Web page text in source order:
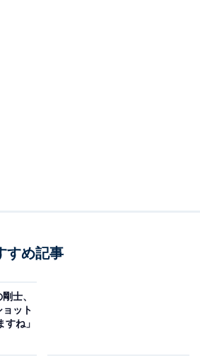
すめ記事
士、
ット
ね」